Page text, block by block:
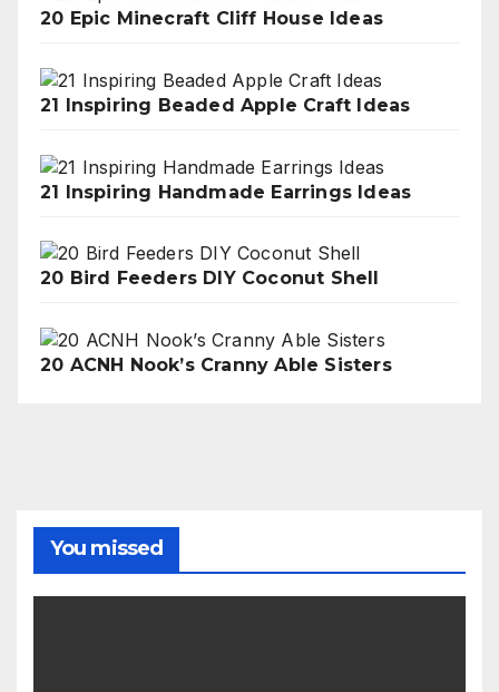
20 Epic Minecraft Cliff House Ideas
21 Inspiring Beaded Apple Craft Ideas
21 Inspiring Handmade Earrings Ideas
20 Bird Feeders DIY Coconut Shell
20 ACNH Nook’s Cranny Able Sisters
You missed